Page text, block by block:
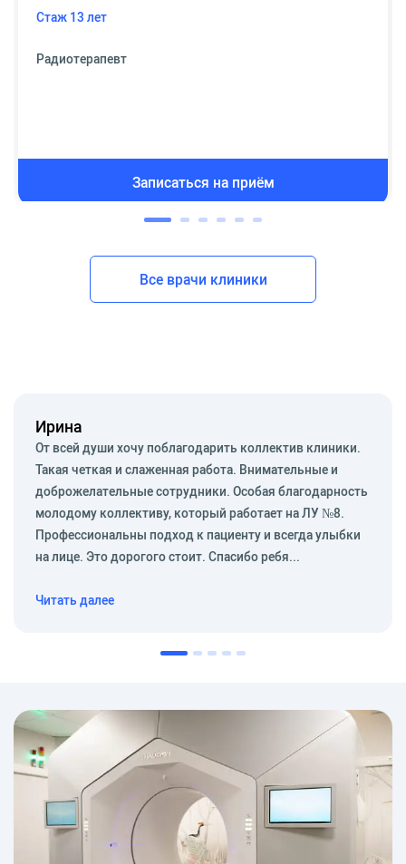
Стаж 13 лет
Радиотерапевт
Записаться на приём
Все врачи клиники
Ирина
От всей души хочу поблагодарить коллектив клиники.
Такая четкая и слаженная работа. Внимательные и
доброжелательные сотрудники. Особая благодарность
молодому коллективу, который работает на ЛУ №8.
Профессиональны подход к пациенту и всегда улыбки
на лице. Это дорогого стоит. Спасибо ребя...
Читать далее